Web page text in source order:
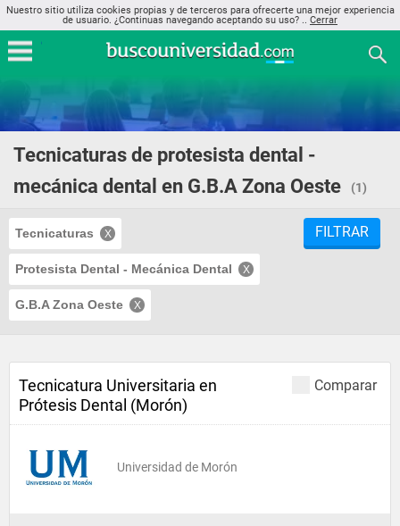
Nuestro sitio utiliza cookies propias y de terceros para ofrecerte una mejor experiencia
de usuario. ¿Continuas navegando aceptando su uso? .. Cerrar
Tecnicaturas de protesista dental -
mecánica dental en G.B.A Zona Oeste
(1)
Tecnicaturas
Protesista Dental - Mecánica Dental
G.B.A Zona Oeste
FILTRAR
Comparar
Tecnicatura Universitaria en
Prótesis Dental (Morón)
Universidad de Morón